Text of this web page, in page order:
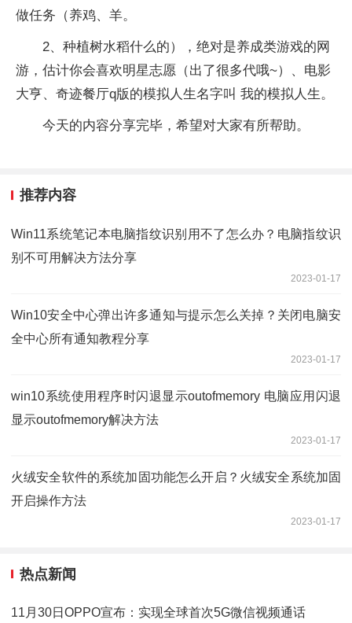
做任务（养鸡、羊。
2、种植树水稻什么的），绝对是养成类游戏的网
游，估计你会喜欢明星志愿（出了很多代哦~）、电影
大亨、奇迹餐厅q版的模拟人生名字叫 我的模拟人生。
今天的内容分享完毕，希望对大家有所帮助。
推荐内容
Win11系统笔记本电脑指纹识别用不了怎么办？电脑指纹识
别不可用解决方法分享
2023-01-17
Win10安全中心弹出许多通知与提示怎么关掉？关闭电脑安
全中心所有通知教程分享
2023-01-17
win10系统使用程序时闪退显示outofmemory 电脑应用闪退
显示outofmemory解决方法
2023-01-17
火绒安全软件的系统加固功能怎么开启？火绒安全系统加固
开启操作方法
2023-01-17
热点新闻
11月30日OPPO宣布：实现全球首次5G微信视频通话